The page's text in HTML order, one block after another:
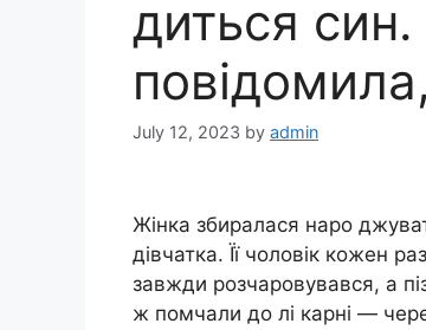
диться
July 12, 2023 by admin
Жінка збиралася наро
дівчатка. Її чоловік кожен
завжди розчаровувався, а
ж помчали до лі карні —